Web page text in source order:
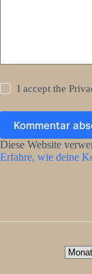
I accept the
Kommentar
Diese Website
Erfahre, wie deine